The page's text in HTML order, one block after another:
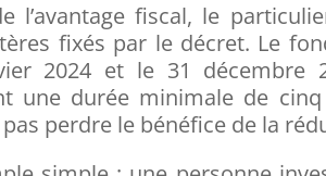
l’avantage fiscal, le
fixés par le décret. Le
2024 et le 31 décembre
une durée minimale de
perdre le bénéfice de la